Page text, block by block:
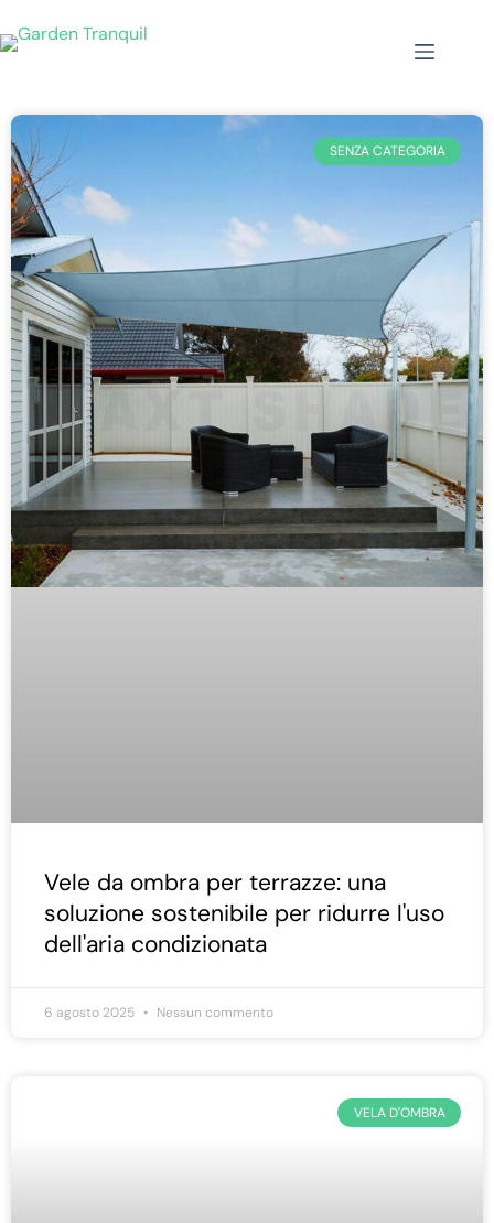
SENZA CATEGORIA
Vele da ombra per terrazze: una
soluzione sostenibile per ridurre l'uso
dell'aria condizionata
6 agosto 2025 Nessun commento
VELA D'OMBRA